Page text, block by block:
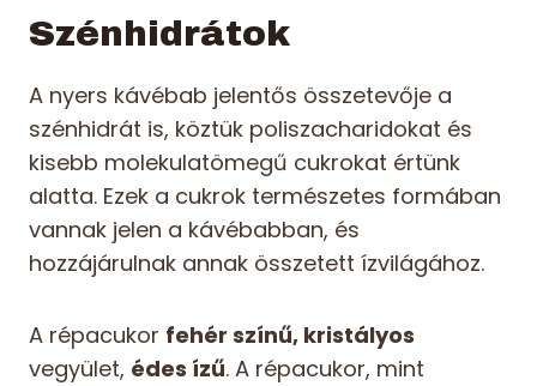
Szénhidrátok
A nyers kávébab jelentős összetevője a
szénhidrát is, köztük poliszacharidokat és
kisebb molekulatömegű cukrokat értünk
alatta. Ezek a cukrok természetes formában
vannak jelen a kávébabban, és
hozzájárulnak annak összetett ízvilágához.
A répacukor fehér színű, kristályos
vegyület, édes ízű. A répacukor, mint